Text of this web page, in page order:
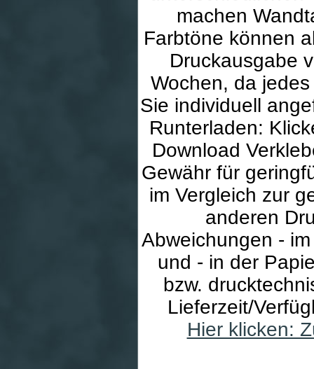
machen
Farbtöne können
Druckausgabe
Wochen, da
Sie individuell
Runterladen:
Download
Gewähr für
im Vergleich zur
anderen
Abweichungen -
und - in der
bzw.
Lieferzeit/
Hier klicken: